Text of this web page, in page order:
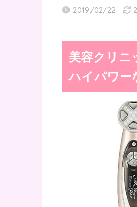
2019/02/22
美容クリニ
ハイパワー